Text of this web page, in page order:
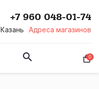
Казань Адреса магазинов
+7 960 048-01-74
0